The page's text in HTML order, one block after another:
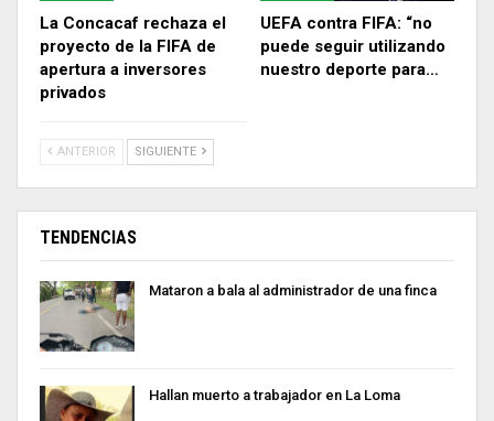
La Concacaf rechaza el
proyecto de la FIFA de
apertura a inversores
privados
UEFA contra FIFA: “no
puede seguir utilizando
nuestro deporte para…
ANTERIOR SIGUIENTE
TENDENCIAS
Mataron a bala al administrador de una finca
Hallan muerto a trabajador en La Loma